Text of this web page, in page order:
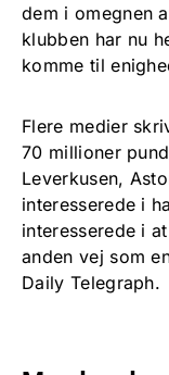
dem i omegnen
klubben har nu
komme til
Flere medier
70 millioner
Leverkusen,
interesserede i
interesserede i
anden vej som
Daily Telegraph.